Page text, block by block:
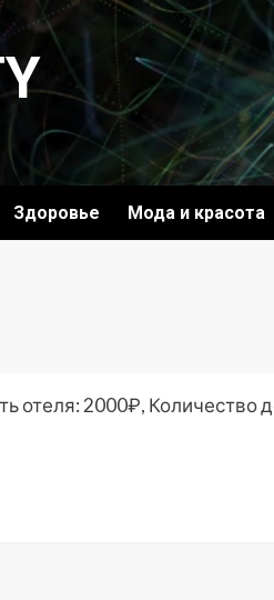
Здоровье Мода и красота
отеля: 2000₽, Количество